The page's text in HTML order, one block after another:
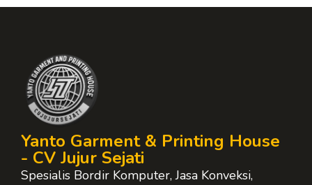
Yanto Garment & Printing House
- CV Jujur Sejati
Spesialis Bordir Komputer, Jasa Konveksi,